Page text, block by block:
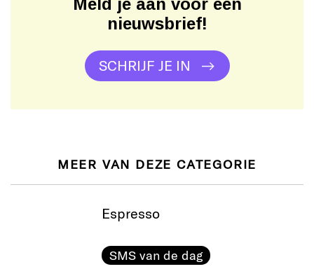
Meld je aan voor een
nieuwsbrief!
SCHRIJF JE IN
MEER VAN DEZE CATEGORIE
Espresso
SMS van de dag